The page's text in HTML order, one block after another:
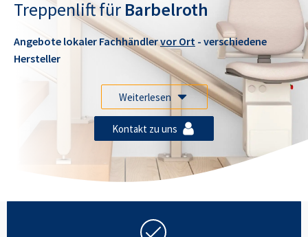
Treppenlift für Barbelroth
Angebote lokaler Fachhändlervor Ort - verschiedene
Hersteller
Weiterlesen
Kontakt zu uns